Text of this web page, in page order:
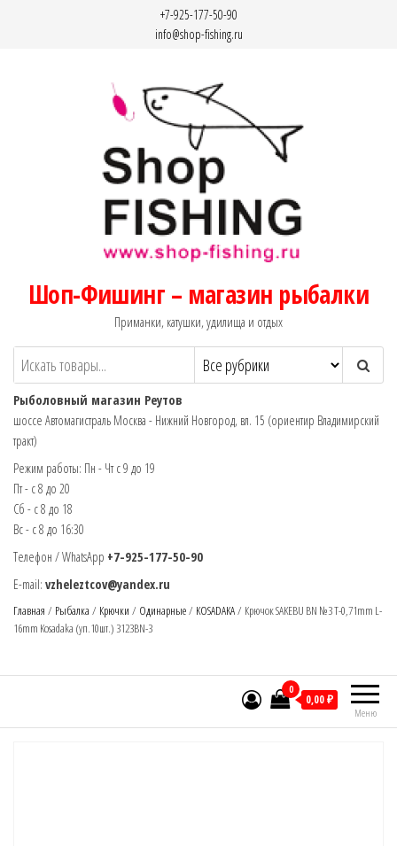
+7-925-177-50-90
info@shop-fishing.ru
Шоп-Фишинг – магазин рыбалки
Приманки, катушки, удилища и отдых
Рыболовный магазин Реутов
шоссе Автомагистраль Москва - Нижний Новгород, вл. 15 (ориентир Владимирский
тракт)
Режим работы: Пн - Чт с 9 до 19
Пт - с 8 до 20
Сб - с 8 до 18
Вс - с 8 до 16:30
Телефон / WhatsApp +7-925-177-50-90
E-mail: vzheleztcov@yandex.ru
Главная / Рыбалка / Крючки / Одинарные/ KOSADAKA/ Крючок SAKEBU BN №3 T-0,71mm L-
16mm Kosadaka (уп.10шт.) 3123BN-3
Меню
0
0,00 ₽